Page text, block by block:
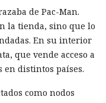
tras expirar las
no llegarán al
una contraseña
suelen almacenar
en secretos
de Pac-Man.
la tienda, sino que lo
En su interior
que vende acceso a
en distintos países.
como nodos